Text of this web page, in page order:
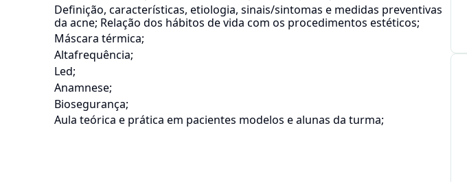
Definição, características, etiologia, sinais/sintomas e medidas preventivas
da acne; Relação dos hábitos de vida com os procedimentos estéticos;
Máscara térmica;
Altafrequência;
Led;
Anamnese;
Biosegurança;
Aula teórica e prática em pacientes modelos e alunas da turma;